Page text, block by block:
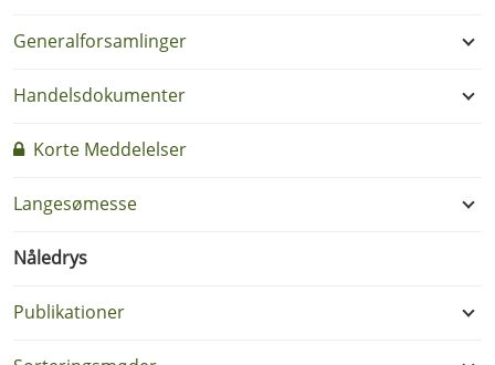
Generalforsamlinger
Handelsdokumenter
Korte Meddelelser
Langesømesse
Nåledrys
Publikationer